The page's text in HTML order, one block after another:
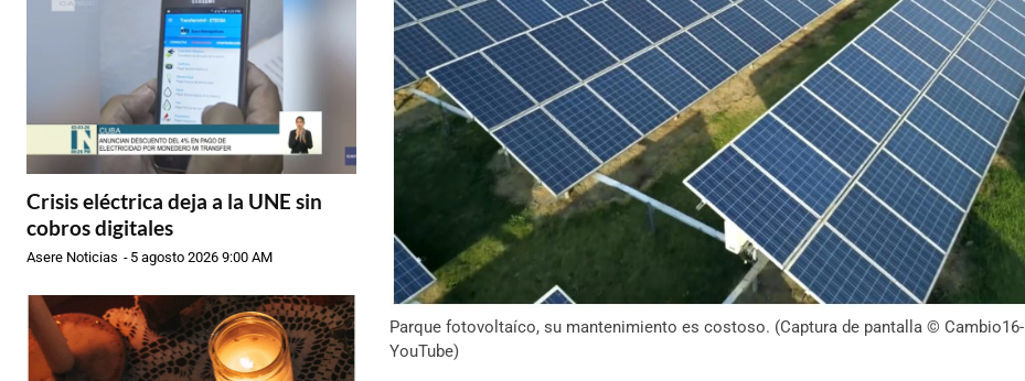
Crisis eléctrica deja a la UNE sin
cobros digitales
Asere Noticias - 5 agosto 2026 9:00 AM
Parque fotovoltaíco, su mantenimiento es costoso. (Captura de pantalla © Cambio16-
YouTube)